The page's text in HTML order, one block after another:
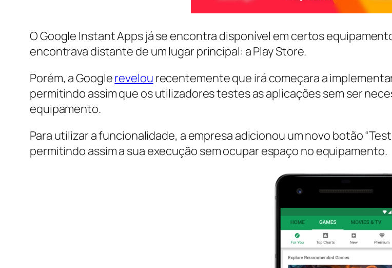
O Google Instant Apps já se encontra disponível em certos
encontrava distante de um lugar principal: a Play Store.
Porém, a Googlerevelou recentemente que irá começara a
permitindo assim que os utilizadores testes as aplicações sem ser
equipamento.
Para utilizar a funcionalidade, a empresa adicionou um novo botão
permitindo assim a sua execução sem ocupar espaço no equipamento.